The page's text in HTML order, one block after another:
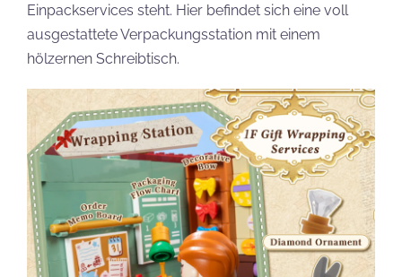
Einpackservices steht. Hier befindet sich eine voll
ausgestattete Verpackungsstation mit einem
hölzernen Schreibtisch.